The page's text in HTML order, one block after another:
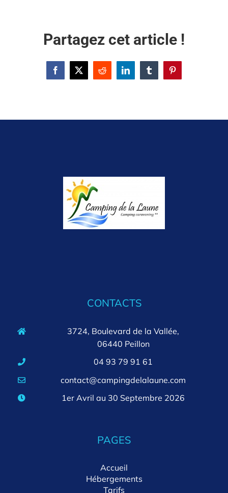
Partagez cet article !
Facebook
X Reddit LinkedInTumblrPinterest
CONTACTS
3724, Boulevard de la Vallée,
06440 Peillon
04 93 79 91 61
contact@campingdelalaune.com
1er Avril au 30 Septembre 2026
PAGES
Accueil
Hébergements
Tarifs